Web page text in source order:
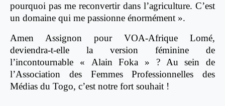
pourquoi pas me reconvertir dans l’agriculture. C’est
un domaine qui me passionne énormément ».
Amen Assignon pour VOA-Afrique Lomé,
deviendra-t-elle la version féminine de
l’incontournable « Alain Foka » ? Au sein de
l’Association des Femmes Professionnelles des
Médias du Togo, c’est notre fort souhait !